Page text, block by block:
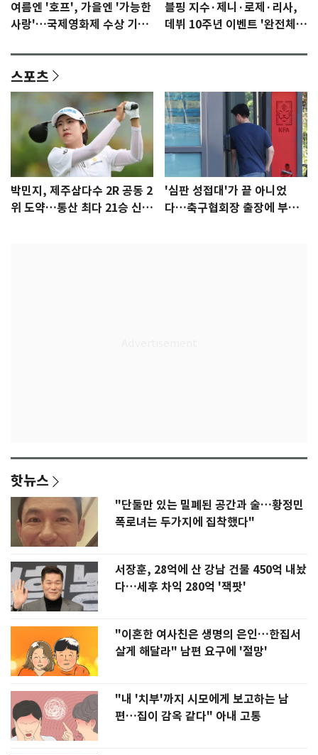
여름엔 '호프', 가을엔 '가능한
사랑'…국제영화제 수상 기대
블핑 지수·제니·로제·리사,
데뷔 10주년 이벤트 '완전체'
스포츠
박민지, 제주삼다수 2R 공동 2
위 도약…통산 최다 21승 신기
'심판 성접대'가 끝 아니었
다…축구협회장 출장에 부인
핫뉴스
"단둘만 있는 밀폐된 공간과 술…황정민
폭로녀는 두가지에 집착했다"
서장훈, 28억에 산 강남 건물 450억 내놨
다…세후 차익 280억 '잭팟'
"이혼한 여사친은 생명의 은인…한집서
살게 해달라" 남편 요구에 '절망'
"내 '치부'까지 시모에게 보고하는 남
편…집이 감옥 같다" 아내 고통